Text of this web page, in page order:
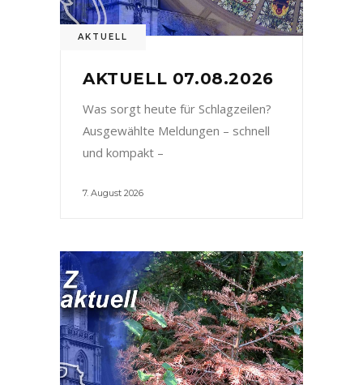
AKTUELL
AKTUELL 07.08.2026
Was sorgt heute für Schlagzeilen?
Ausgewählte Meldungen – schnell
und kompakt –
7. August 2026